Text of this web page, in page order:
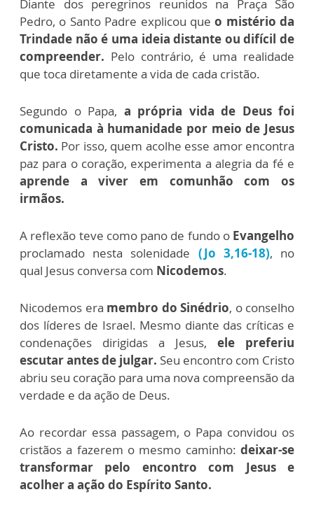
Diante dos peregrinos reunidos na Praça São
Pedro, o Santo Padre explicou queo mistério da
Trindade não é uma ideia distante ou difícil de
compreender. Pelo contrário, é uma realidade
que toca diretamente a vida de cada cristão.
Segundo o Papa, a própria vida de Deus foi
comunicada à humanidade por meio de Jesus
Cristo. Por isso, quem acolhe esse amor encontra
paz para o coração, experimenta a alegria da fé e
aprende a viver em comunhão com os
irmãos.
A reflexão teve como pano de fundo o Evangelho
proclamado nesta solenidade (Jo 3,16-18), no
qual Jesus conversa com Nicodemos.
Nicodemos era membro do Sinédrio, o conselho
dos líderes de Israel. Mesmo diante das críticas e
condenações dirigidas a Jesus, ele preferiu
escutar antes de julgar. Seu encontro com Cristo
abriu seu coração para uma nova compreensão da
verdade e da ação de Deus.
Ao recordar essa passagem, o Papa convidou os
cristãos a fazerem o mesmo caminho: deixar-se
transformar pelo encontro com Jesus e
acolher a ação do Espírito Santo.